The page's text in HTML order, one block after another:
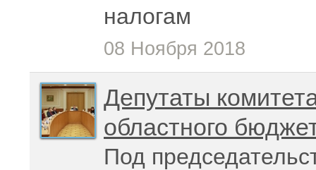
налогам
08 Ноября 2018
Депутаты
областного
Под